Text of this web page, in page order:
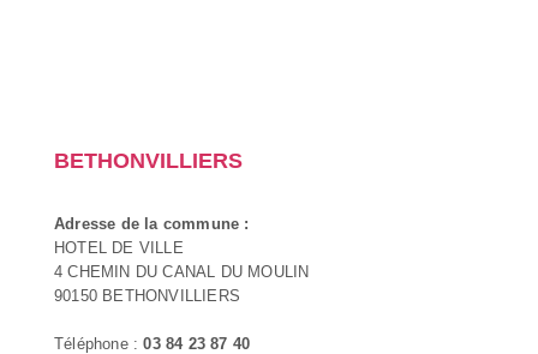
BETHONVILLIERS
Adresse de la commune :
HOTEL DE VILLE
4 CHEMIN DU CANAL DU MOULIN
90150 BETHONVILLIERS
Téléphone :03 84 23 87 40